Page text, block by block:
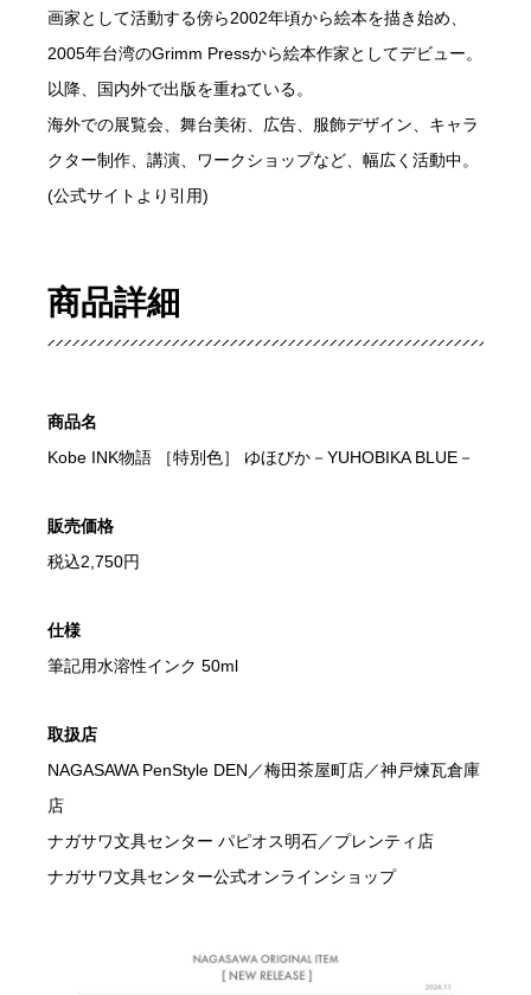
画家として活動する傍ら2002年頃から絵本を描き始め、
2005年台湾のGrimm Pressから絵本作家としてデビュー。
以降、国内外で出版を重ねている。
海外での展覧会、舞台美術、広告、服飾デザイン、キャラ
クター制作、講演、ワークショップなど、幅広く活動中。
(公式サイトより引用)
商品詳細
商品名
Kobe INK物語 ［特別色］ ゆほびか－YUHOBIKA BLUE－
販売価格
税込2,750円
仕様
筆記用水溶性インク 50ml
取扱店
NAGASAWA PenStyle DEN／梅田茶屋町店／神戸煉瓦倉庫
店
ナガサワ文具センター パピオス明石／プレンティ店
ナガサワ文具センター公式オンラインショップ